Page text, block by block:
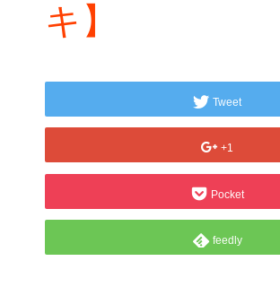
キ】
Tweet
+1
Pocket
feedly